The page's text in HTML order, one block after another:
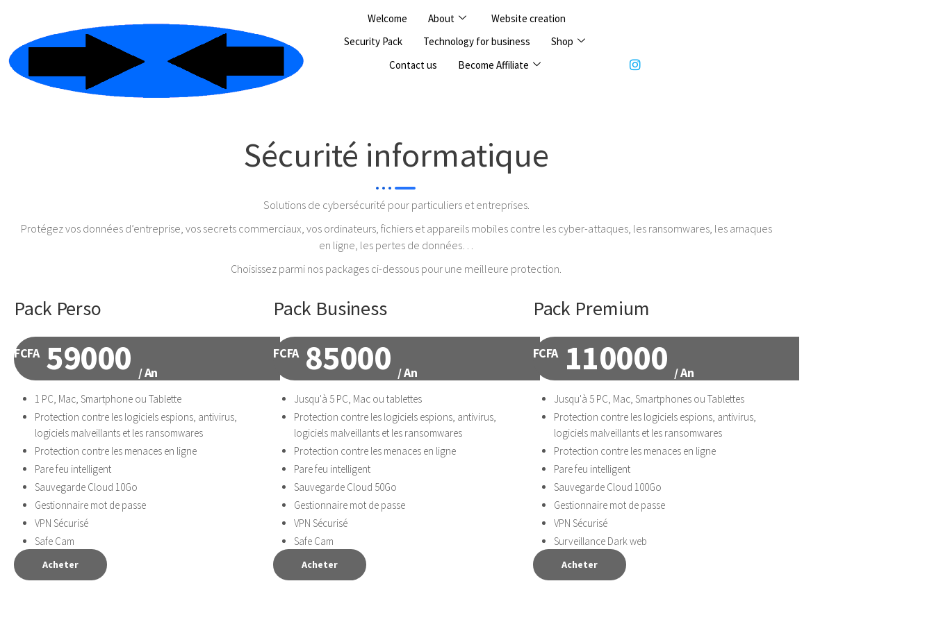
Welcome About
Website creation
Security Pack
Technology for business
Shop
Contact us
Become Affiliate
Sécurité informatique
Solutions de cybersécurité pour particuliers et entreprises.​
Protégez vos données d’entreprise, vos secrets commerciaux, vos ordinateurs, fichiers et appareils mobiles contre les cyber-attaques, les ransomwares, les arnaques
en ligne, les pertes de données…​
Choisissez parmi nos packages ci-dessous pour une meilleure protection.
Pack Perso
FCFA 59000 / An
1 PC, Mac, Smartphone ou Tablette
Protection contre les logiciels espions, antivirus,
logiciels malveillants et les ransomwares
Protection contre les menaces en ligne
Pare feu intelligent
Sauvegarde Cloud 10Go
Gestionnaire mot de passe
VPN Sécurisé
Safe Cam
Acheter
Pack Business
FCFA 85000 / An
Jusqu'à 5 PC, Mac ou tablettes
Protection contre les logiciels espions, antivirus,
logiciels malveillants et les ransomwares
Protection contre les menaces en ligne
Pare feu intelligent
Sauvegarde Cloud 50Go
Gestionnaire mot de passe
VPN Sécurisé
Safe Cam
Acheter
Pack Premium
FCFA 110000 / An
Jusqu'à 5 PC, Mac, Smartphones ou Tablettes
Protection contre les logiciels espions, antivirus,
logiciels malveillants et les ransomwares
Protection contre les menaces en ligne
Pare feu intelligent
Sauvegarde Cloud 100Go
Gestionnaire mot de passe
VPN Sécurisé
Surveillance Dark web
Acheter